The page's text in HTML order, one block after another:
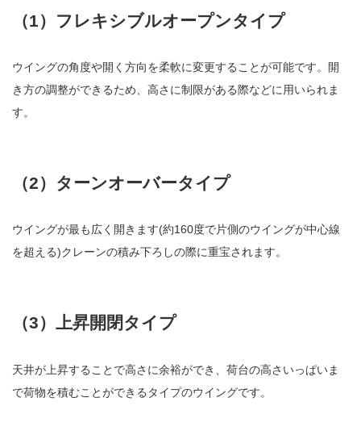
（1）フレキシブルオープンタイプ
ウイングの角度や開く方向を柔軟に変更することが可能です。開
き方の調整ができるため、高さに制限がある際などに用いられま
す。
（2）ターンオーバータイプ
ウイングが最も広く開きます(約160度で片側のウイングが中心線
を超える)クレーンの積み下ろしの際に重宝されます。
（3）上昇開閉タイプ
天井が上昇することで高さに余裕ができ、荷台の高さいっぱいま
で荷物を積むことができるタイプのウイングです。